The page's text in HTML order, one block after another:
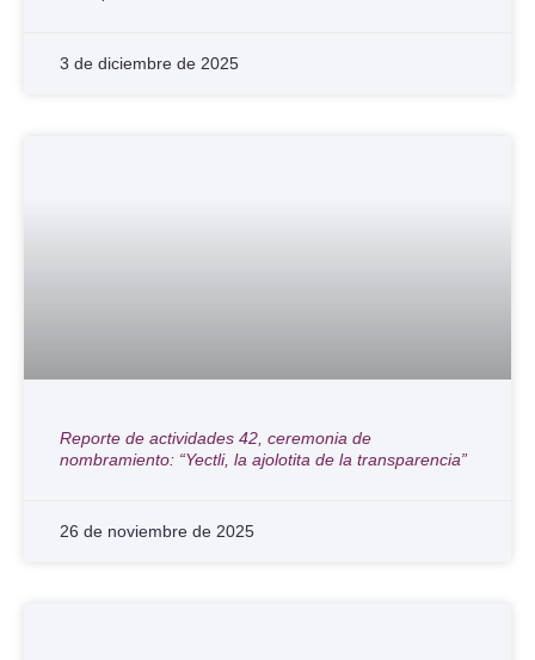
3 de diciembre de 2025
Reporte de actividades 42, ceremonia de
nombramiento: “Yectli, la ajolotita de la transparencia”
26 de noviembre de 2025